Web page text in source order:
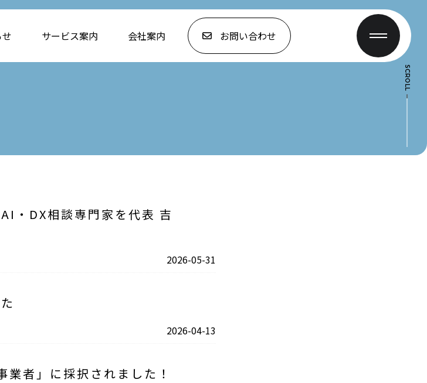
サービス案内 会社案内 お問い合わせ
SCROLL
・DX相談専門家を代表 吉
2026-05-31
2026-04-13
者」に採択されました！